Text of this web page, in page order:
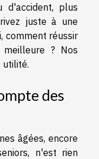
d'accident, plus
juste à une
comment réussir
? Nos
utilité.
des
âgées, encore
n'est rien